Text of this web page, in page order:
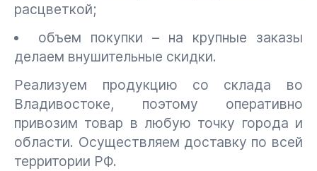
расцветкой;
объем покупки – на крупные заказы
делаем внушительные скидки.
Реализуем продукцию со склада во
Владивостоке, поэтому оперативно
привозим товар в любую точку города и
области. Осуществляем доставку по всей
территории РФ.